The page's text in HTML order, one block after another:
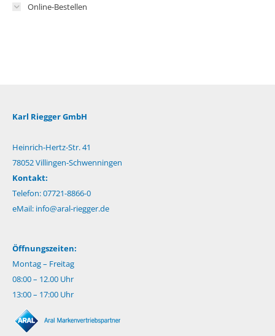
Online-Bestellen
Karl Riegger GmbH
Heinrich-Hertz-Str. 41
78052 Villingen-Schwenningen
Kontakt:
Telefon: 07721-8866-0
eMail: info@aral-riegger.de
Öffnungszeiten:
Montag – Freitag
08:00 – 12.00 Uhr
13:00 – 17:00 Uhr